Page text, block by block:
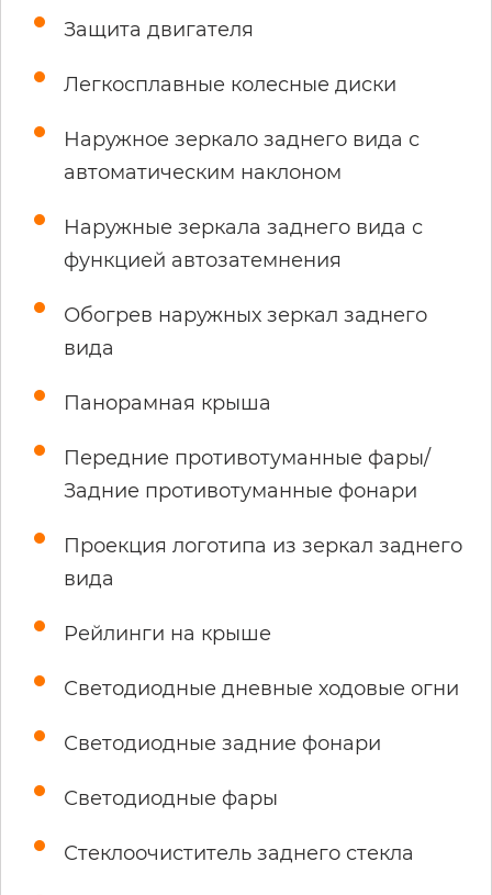
Защита двигателя
Легкосплавные колесные диски
Наружное зеркало заднего вида с
автоматическим наклоном
Наружные зеркала заднего вида с
функцией автозатемнения
Обогрев наружных зеркал заднего
вида
Панорамная крыша
Передние противотуманные фары/
Задние противотуманные фонари
Проекция логотипа из зеркал заднего
вида
Рейлинги на крыше
Светодиодные дневные ходовые огни
Светодиодные задние фонари
Светодиодные фары
Стеклоочиститель заднего стекла